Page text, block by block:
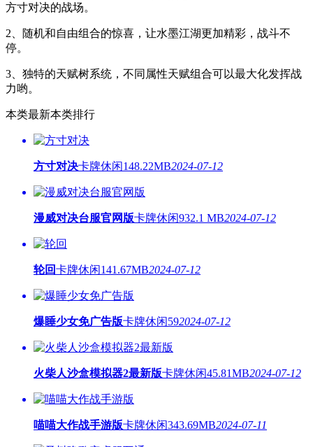
方寸对决的战场。
2、随机和自由组合的惊喜，让水墨江湖更加精彩，战斗不
停。
3、独特的天赋树系统，不同属性天赋组合可以最大化发挥战
力哟。
本类最新本类排行
方寸对决卡牌休闲148.22MB2024-07-12
漫威对决台服官网版卡牌休闲932.1 MB2024-07-12
轮回卡牌休闲141.67MB2024-07-12
爆睡少女免广告版卡牌休闲592024-07-12
火柴人沙盒模拟器2最新版卡牌休闲45.81MB2024-07-12
喵喵大作战手游版卡牌休闲343.69MB2024-07-11